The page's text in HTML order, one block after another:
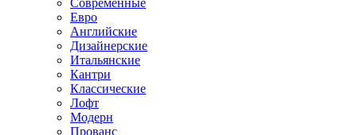
Современные
Евро
Английские
Дизайнерские
Итальянские
Кантри
Классические
Лофт
Модерн
Прованс